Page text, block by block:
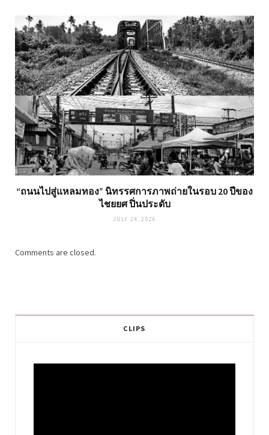
“ถนนไปสู่แหลมทอง” นิทรรศการภาพถ่ายในรอบ 20 ปีของ
ไชยยศ ปิ่นประดับ
JULY 24, 2026
Comments are closed.
CLIPS